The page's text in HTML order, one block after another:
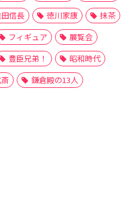
信長 徳川家康
抹茶
フィギュア
展覧会
豊臣兄弟！
昭和時代
鎌倉殿の13人